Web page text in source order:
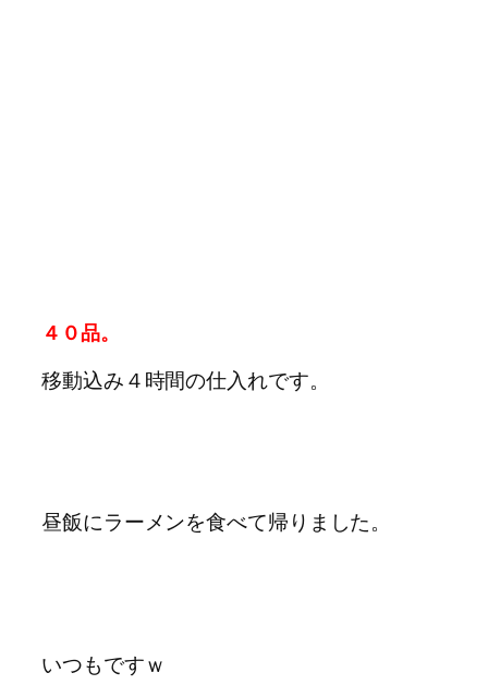
４０品。
移動込み４時間の仕入れです。
昼飯にラーメンを食べて帰りました。
いつもですｗ